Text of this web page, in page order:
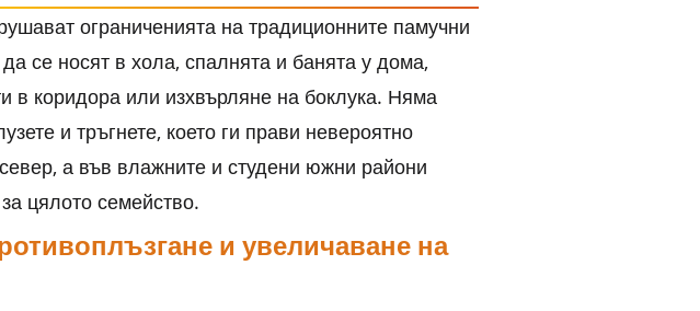
ограниченията на традиционните памучни
се носят в хола, спалнята и банята у дома,
в коридора или изхвърляне на боклука. Няма
и тръгнете, което ги прави невероятно
а във влажните и студени южни райони
цялото семейство.
и увеличаване на